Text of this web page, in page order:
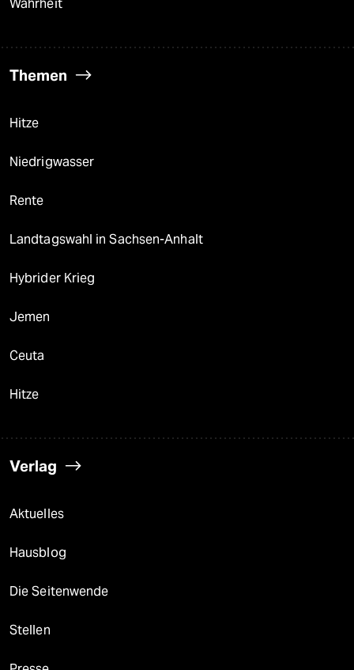
Wahrheit
Themen
Hitze
Niedrigwasser
Rente
Landtagswahl in Sachsen-Anhalt
Hybrider Krieg
Jemen
Ceuta
Hitze
Verlag
Aktuelles
Hausblog
Die Seitenwende
Stellen